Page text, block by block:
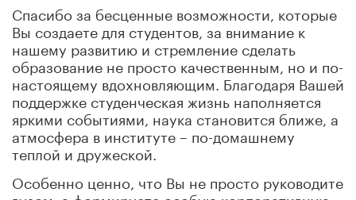
Спасибо за бесценные возможности, которые
Вы создаете для студентов, за внимание к
нашему развитию и стремление сделать
образование не просто качественным, но и по-
настоящему вдохновляющим. Благодаря Вашей
поддержке студенческая жизнь наполняется
яркими событиями, наука становится ближе, а
атмосфера в институте – по-домашнему
теплой и дружеской.
Особенно ценно, что Вы не просто руководите